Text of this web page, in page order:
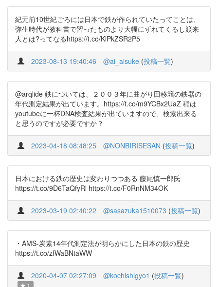
紀元前10世紀ごろには日本で鉄が作られていたってことは、
弥生時代が教科書で習ったものより大幅にずれてくるし渡来
人とは?ってなるhttps://t.co/KlPkZSR2P5
2023-08-13 19:40:46 @ai_aisuke (投稿一覧)
@arqlide 鉄については、２００３年に曲がり田移籍の鉄器の
年代測定結果が出ています。https://t.co/m9YCBx2UaZ 稲は
youtubeに一杯DNA検査結果が出ていますので、検索出来る
と思うのですが必要ですか？
2023-04-18 08:48:25 @NONBIRISESAN (投稿一覧)
日本における鉄の歴史は変わりつつある 藤尾慎一郎氏
https://t.co/9D6TaQfyRl https://t.co/F0RnNM34OK
2023-03-19 02:40:22 @sasazuka1510073 (投稿一覧)
・AMS-炭素14年代測定法が明らかにした日本の鉄の歴史
https://t.co/zfWaBNtaWW
2020-04-07 02:27:09 @kochishigyo1 (投稿一覧)